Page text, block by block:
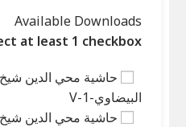
Available Downloads
at least 1 checkbox
حاشية محي الدين
البيضاوي-V-1
حاشية محي الدين